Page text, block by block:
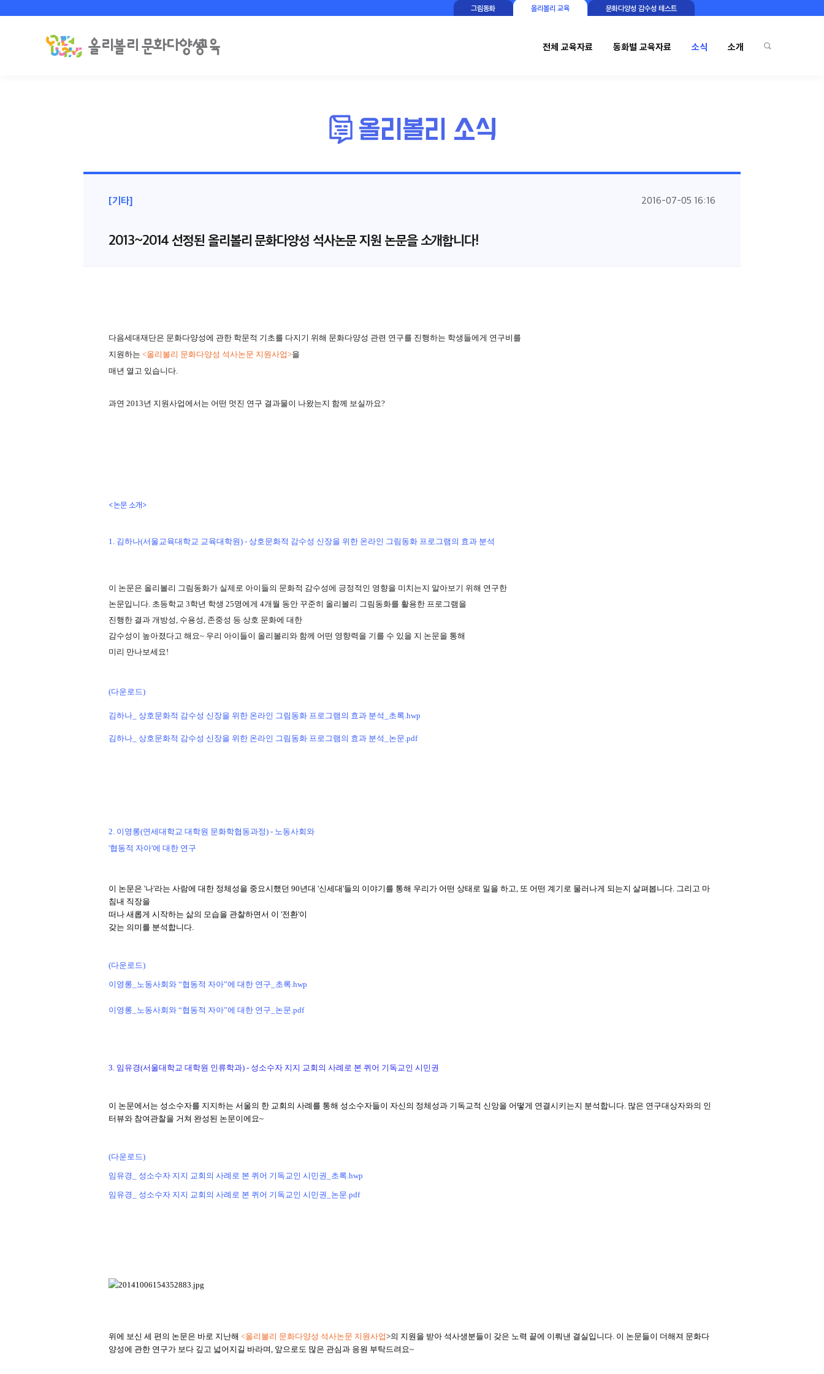
그림동화 올리볼리 교육 문화다양성 감수성 테스트
전체 교육자료 동화별 교육자료 소식 소개
[기타] 2016-07-05 16:16
2013~2014 선정된 올리볼리 문화다양성 석사논문 지원 논문을 소개합니다!
다음세대재단은 문화다양성에 관한 학문적 기초를 다지기 위해 문화다양성 관련 연구를 진행하는 학생들에게 연구비를
지원하는 <올리볼리 문화다양성 석사논문 지원사업>을
매년 열고 있습니다.
과연 2013년 지원사업에서는 어떤 멋진 연구 결과물이 나왔는지 함께 보실까요?
<논문 소개>
1. 김하나(서울교육대학교 교육대학원) - 상호문화적 감수성 신장을 위한 온라인 그림동화 프로그램의 효과 분석
이 논문은 올리볼리 그림동화가 실제로 아이들의 문화적 감수성에 긍정적인 영향을 미치는지 알아보기 위해 연구한
논문입니다 초등학교 3학년 학생 25명에게 4개월 동안 꾸준히 올리볼리 그림동화를 활용한 프로그램을
진행한 결과 개방성 수용성 존중성 등 상호 문화에 대한
감수성이 높아졌다고 해요~ 우리 아이들이 올리볼리와 함께 어떤 영향력을 기를 수 있을 지 논문을 통해
미리 만나보세요 !
(다운로드)
김하나_ 상호문화적 감수성 신장을 위한 온라인 그림동화 프로그램의 효과 분석_초록.hwp
김하나_ 상호문화적 감수성 신장을 위한 온라인 그림동화 프로그램의 효과 분석_논문.pdf
2. 이영롱(연세대학교 대학원 문화학협동과정) - 노동사회와
'협동적 자아'에 대한 연구
이 논문은 '나'라는 사람에 대한 정체성을 중요시했던 90년대 '신세대'들의 이야기를 통해 우리가 어떤 상태로 일을 하고 또 어떤 계기로 물러나게 되는지 살펴봅니다 그리고 마
침내 직장을
떠나 새롭게 시작하는 삶의 모습을 관찰하면서 이 '전환'이
갖는 의미를 분석합니다
(다운로드)
이영롱_노동사회와 “협동적 자아”에 대한 연구_초록.hwp
이영롱_노동사회와 “협동적 자아”에 대한 연구_논문.pdf
3. 임유경(서울대학교 대학원 인류학과) - 성소수자 지지 교회의 사례로 본 퀴어 기독교인 시민권
이 논문에서는 성소수자를 지지하는 서울의 한 교회의 사례를 통해 성소수자들이 자신의 정체성과 기독교적 신앙을 어떻게 연결시키는지 분석합니다. 많은 연구대상자와의 인
터뷰와 참여관찰을 거쳐 완성된 논문이에요~
(다운로드)
임유경_ 성소수자 지지 교회의 사례로 본 퀴어 기독교인 시민권_초록.hwp
임유경_ 성소수자 지지 교회의 사례로 본 퀴어 기독교인 시민권_논문.pdf
위에 보신 세 편의 논문은 바로 지난해 <올리볼리 문화다양성 석사논문 지원사업>의 지원을 받아 석사생분들이 갖은 노력 끝에 이뤄낸 결실입니다. 이 논문들이 더해져 문화다
양성에 관한 연구가 보다 깊고 넓어지길 바라며, 앞으로도 많은 관심과 응원 부탁드려요~